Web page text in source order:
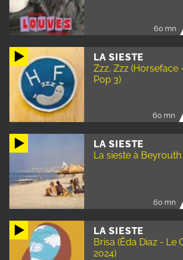
60 mn
LA SIESTE
Zzz, Zzz (Horseface
Pop 3)
60 mn
LA SIESTE
La sieste à
60 mn
LA SIESTE
Brisa (Ëda Diaz - Le
2024)